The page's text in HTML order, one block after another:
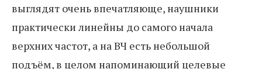
выглядят очень впечатляюще, наушники
практически линейны до самого начала
верхних частот, а на ВЧ есть небольшой
подъём, в целом напоминающий целевые